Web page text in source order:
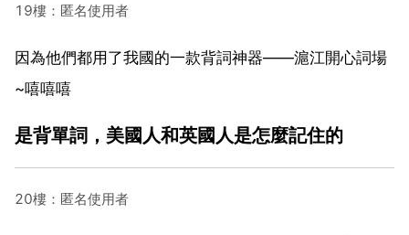
19樓：匿名使用者
因為他們都用了我國的一款背詞神器——滬江開心詞場
~嘻嘻嘻
是背單詞，美國人和英國人是怎麼記住的
20樓：匿名使用者